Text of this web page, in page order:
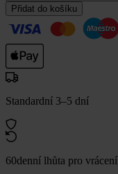
Přidat do košíku
Standardní 3–5 dní
60denní lhůta pro vrácení